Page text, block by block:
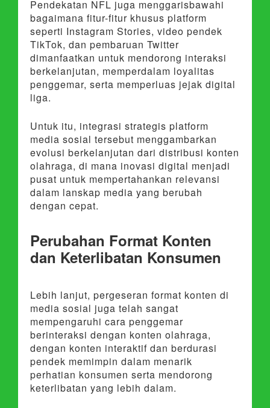
Pendekatan NFL juga menggarisbawahi
bagaimana fitur-fitur khusus platform
seperti Instagram Stories, video pendek
TikTok, dan pembaruan Twitter
dimanfaatkan untuk mendorong interaksi
berkelanjutan, memperdalam loyalitas
penggemar, serta memperluas jejak digital
liga.
Untuk itu, integrasi strategis platform
media sosial tersebut menggambarkan
evolusi berkelanjutan dari distribusi konten
olahraga, di mana inovasi digital menjadi
pusat untuk mempertahankan relevansi
dalam lanskap media yang berubah
dengan cepat.
Perubahan Format Konten
dan Keterlibatan Konsumen
Lebih lanjut, pergeseran format konten di
media sosial juga telah sangat
mempengaruhi cara penggemar
berinteraksi dengan konten olahraga,
dengan konten interaktif dan berdurasi
pendek memimpin dalam menarik
perhatian konsumen serta mendorong
keterlibatan yang lebih dalam.